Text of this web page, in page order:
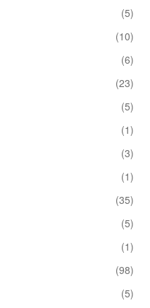
(5)
(10)
(6)
(23)
(5)
(1)
(3)
(1)
(35)
(5)
(1)
(98)
(5)